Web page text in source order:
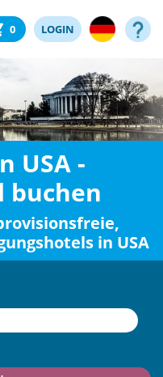
0 LOGIN
USA -
buchen
in USA